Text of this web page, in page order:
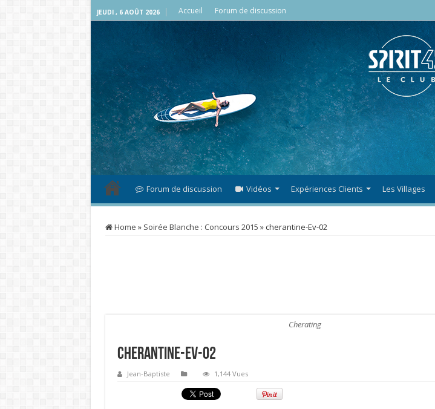
JEUDI , 6 AOÛT 2026 Accueil Forum de discussion
Forum de discussion Vidéos Expériences Clients Les Villages
Home » Soirée Blanche : Concours 2015 »cherantine-Ev-02
Cherating
cherantine-Ev-02
Jean-Baptiste 1,144 Vues